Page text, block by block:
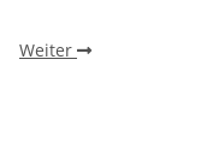
Weiter